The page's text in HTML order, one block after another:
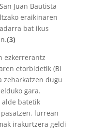
Juan Bautista
eraikinaren
bat ikus
(3)
ezkerrerantz
etorbidetik (BI
zeharkatzen dugu
gara.
batetik
lurrean
irakurtzera geldi